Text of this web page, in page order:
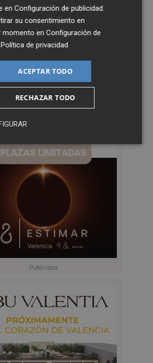
enConfiguración de publicidad
su consentimiento en
momento enConfiguración de
.Política de privacidad
ACEPTAR TODO
RECHAZAR TODO